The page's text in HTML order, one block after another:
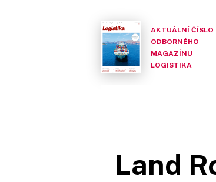
AKTUÁLNÍ ČÍSLO
ODBORNÉHO
MAGAZÍNU
LOGISTIKA
Land